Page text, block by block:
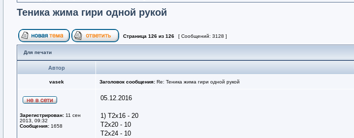
Теника жима гири одной рукой
Страница 126 из 126 [ Сообщений: 3128 ]
Для печати
Автор
vasek Заголовок сообщения: Re: Теника жима гири одной рукой
Зарегистрирован: 11 сен
2013, 09:32
Сообщения: 1658
05.12.2016
1) Т2х16 - 20
Т2х20 - 10
Т2х24 - 10